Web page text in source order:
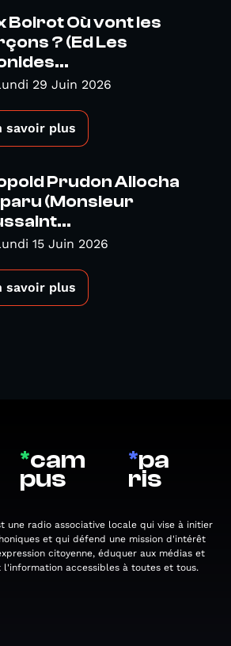
Boirot Où vont les
? (Ed Les
29 Juin 2026
savoir plus
Prudon Aliocha
(Monsieur
15 Juin 2026
savoir plus
*cam
pus
*pa
ris
une radio associative locale qui vise à initier
et qui défend une mission d'intérêt
citoyenne, éduquer aux médias et
accessibles à toutes et tous.